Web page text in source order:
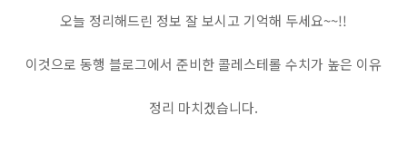
오늘 정리해드린 정보 잘 보시고 기억해 두세요~~!!
이것으로 동행 블로그에서 준비한 콜레스테롤 수치가 높은 이유
정리 마치겠습니다.